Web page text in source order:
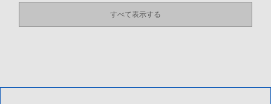
すべて表示する